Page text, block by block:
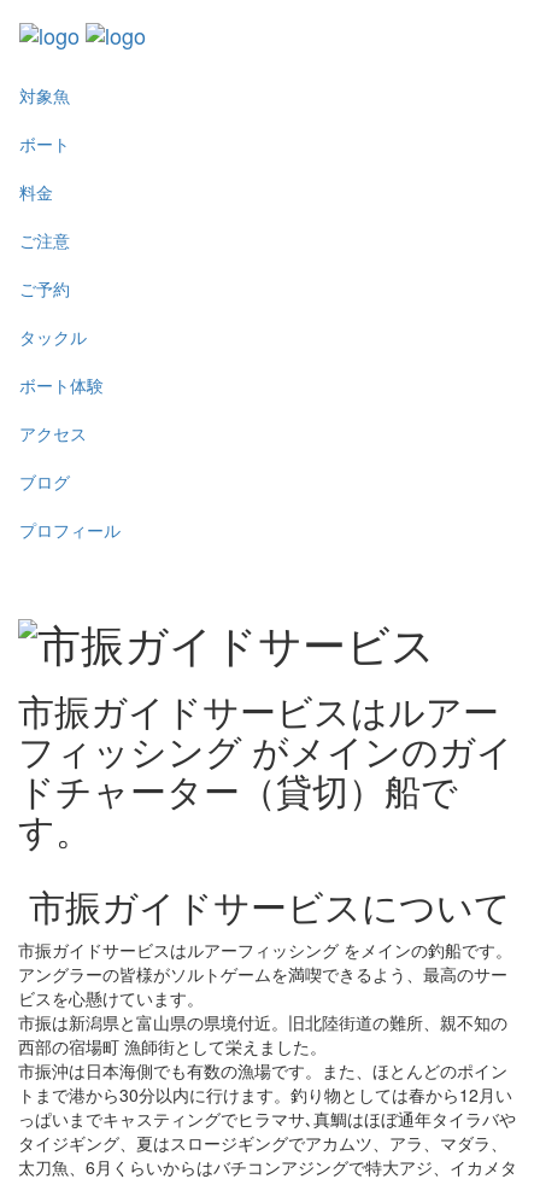
対象魚
ボート
料金
ご注意
ご予約
タックル
ボート体験
アクセス
ブログ
プロフィール
市振ガイドサービスはルアー
フィッシング がメインのガイ
ドチャーター（貸切）船で
す。
市振ガイドサービスについて
市振ガイドサービスはルアーフィッシング をメインの釣船です。
アングラーの皆様がソルトゲームを満喫できるよう、最高のサー
ビスを心懸けています。
市振は新潟県と富山県の県境付近。旧北陸街道の難所、親不知の
西部の宿場町 漁師街として栄えました。
市振沖は日本海側でも有数の漁場です。また、ほとんどのポイン
トまで港から30分以内に行けます。釣り物としては春から12月い
っぱいまでキャスティングでヒラマサ､真鯛はほぼ通年タイラバや
タイジギング、夏はスロージギングでアカムツ、アラ、マダラ、
太刀魚、6月くらいからはバチコンアジングで特大アジ、イカメタ